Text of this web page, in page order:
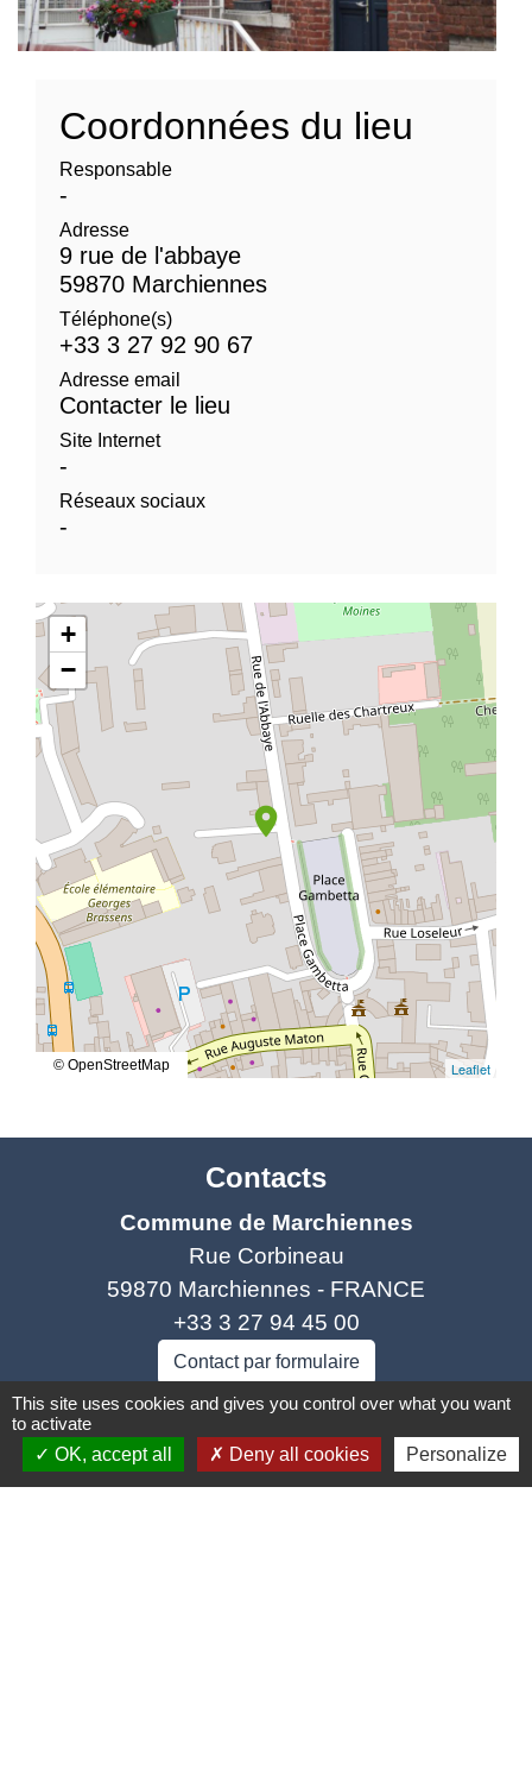
Coordonnées du lieu
Responsable
-
Adresse
9 rue de l'abbaye
59870 Marchiennes
Téléphone(s)
+33 3 27 92 90 67
Adresse email
Contacter le lieu
Site Internet
-
Réseaux sociaux
-
location_on
+
−
Leaflet
© OpenStreetMap
Contacts
Commune de Marchiennes
Rue Corbineau
59870 Marchiennes - FRANCE
+33 3 27 94 45 00
Contact par formulaire
This site uses cookies and gives you control over what you want
to activate
OK, accept all
Deny all cookies Personalize